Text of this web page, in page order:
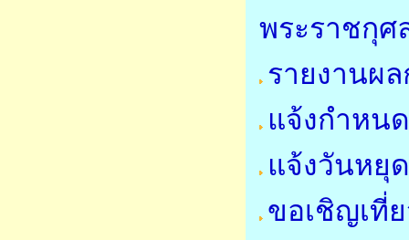
พระราชกุศ
รายงานผ
แจ้งกำหน
แจ้งวันหยุ
ขอเชิญเที่